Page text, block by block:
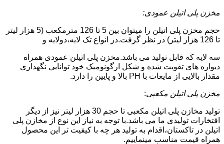
مخزن پلی اتیلن عمودی:
حجم مخزن پلی اتیلن را میتوان بین 5 تا 126 مترمکعب (5 هزار لیتر
تا 126 هزار لیتر) در نظر گرفت.در انواع تک لایه،دولایه و
سه لایه که قابل تولید می باشد.مخزن پلی اتیلن عمودی همراه
دیواره های تقویت شده و شکل ارگونومیک خود توانایی نگهداری
مقدار بالایی از مایعات با PH بالا و پایین را دارد.
مخزن پلی اتیلن مکعبی:
تولید مخازن پلی اتیلن مکعبی تا حجم 30 هزار لیتر نیز از دیگر
افتخارات تولیدی ما می باشد.با توجه به نیاز این نوع از مخازن پلی
اتیلن در تاکستان،اقدام به تولید هر چه با کیفیت تر این محصول
همراه قیمت مناسب مینماییم.